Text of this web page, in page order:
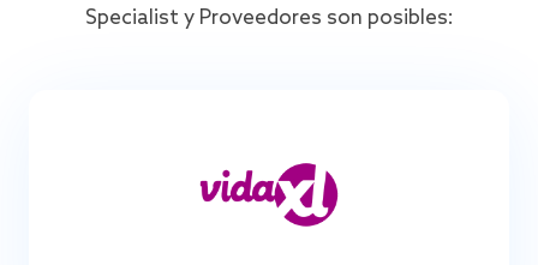
Specialist y Proveedores son posibles: